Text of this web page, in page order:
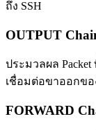
ถึง SSH
OUTPUT
ประมวลผล
เชื่อมต่อขาออกขอ
FORWARD